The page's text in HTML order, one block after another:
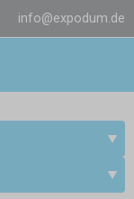
info@expodum.de